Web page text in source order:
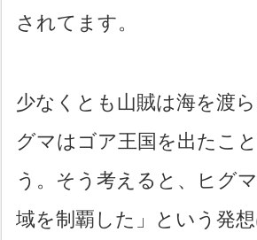
されてます。
少なくとも山賊は海を渡
グマはゴア王国を出たこ
う。そう考えると、ヒグ
域を制覇した」という発